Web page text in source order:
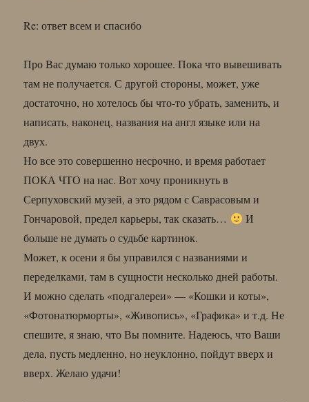
Re: ответ всем и спасибо
Про Вас думаю только хорошее. Пока что вывешивать
там не получается. С другой стороны, может, уже
достаточно, но хотелось бы что-то убрать, заменить, и
написать, наконец, названия на англ языке или на
двух.
Но все это совершенно несрочно, и время работает
ПОКА ЧТО на нас. Вот хочу проникнуть в
Серпуховский музей, а это рядом с Саврасовым и
Гончаровой, предел карьеры, так сказать…
И
больше не думать о судьбе картинок.
Может, к осени я бы управился с названиями и
переделками, там в сущности несколько дней работы.
И можно сделать «подгалереи» — «Кошки и коты»,
«Фотонатюрморты», «Живопись», «Графика» и т.д. Не
спешите, я знаю, что Вы помните. Надеюсь, что Ваши
дела, пусть медленно, но неуклонно, пойдут вверх и
вверх. Желаю удачи!